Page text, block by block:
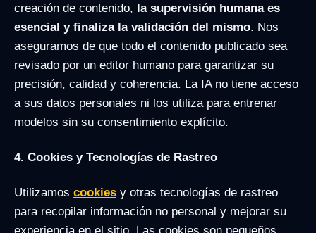
creación de contenido, la supervisión humana es
esencial y finaliza la validación del mismo. Nos
aseguramos de que todo el contenido publicado sea
revisado por un editor humano para garantizar su
precisión, calidad y coherencia. La IA no tiene acceso
a sus datos personales ni los utiliza para entrenar
modelos sin su consentimiento explícito.
4. Cookies y Tecnologías de Rastreo
Utilizamos cookies y otras tecnologías de rastreo
para recopilar información no personal y mejorar su